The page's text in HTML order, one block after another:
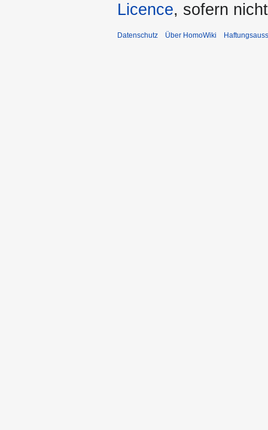
Licence, sofern
Datenschutz Über HomoWiki